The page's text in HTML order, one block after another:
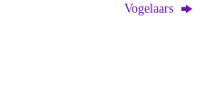
Vogelaars